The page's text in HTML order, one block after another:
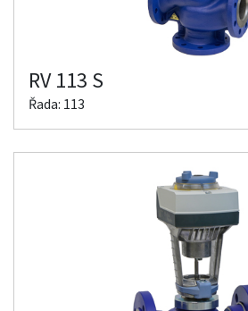
RV 113 S
Řada: 113